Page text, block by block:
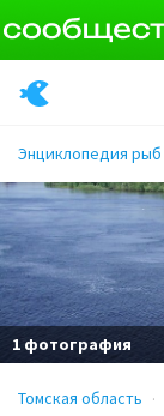
Энциклопедия рыб
1 фотография
Томская область